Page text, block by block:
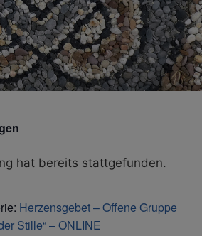
hat bereits stattgefunden.
Herzensgebet – Offene Gruppe
Stille“ – ONLINE